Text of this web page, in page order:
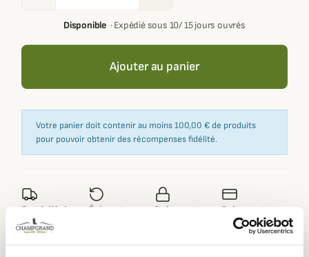
Disponible ·Expédié sous 10/ 15 jours ouvrés
Ajouter au panier
Votre panier doit contenir au moins 100,00 € de produits
pour pouvoir obtenir des récompenses fidélité.
Expédié dans
la journée
Échange ou
90 jours
Paiement
Paiement en
3 fois dès 100
euros